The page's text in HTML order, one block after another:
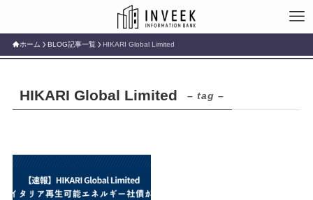
ホーム BLOG記事一覧 HIKARI Global Limited
HIKARI Global Limited – tag –